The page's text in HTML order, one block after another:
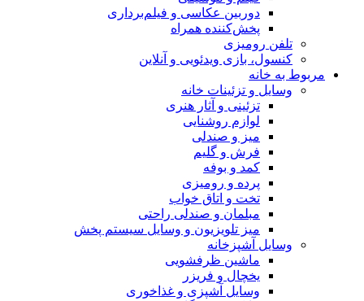
دوربین عکاسی و فیلم‌برداری
پخش‌کننده همراه
تلفن رومیزی
کنسول، بازی‌ ویدئویی و آنلاین
مربوط به خانه
وسایل و تزئینات خانه
تزئینی و آثار هنری
لوازم روشنایی
میز و صندلی
فرش و گلیم
کمد و بوفه
پرده و رومیزی
تخت و اتاق خواب
مبلمان و صندلی راحتی
میز تلویزیون و وسایل سیستم پخش
وسایل آشپزخانه
ماشین ظرفشویی
یخچال و فریزر
وسایل آشپزی و غذاخوری